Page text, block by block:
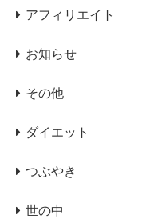
アフィリエイト
お知らせ
その他
ダイエット
つぶやき
世の中